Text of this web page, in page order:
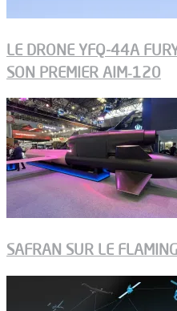
LE DRONE YFQ-44A
SON PREMIER AIM‑120
SAFRAN SUR LE